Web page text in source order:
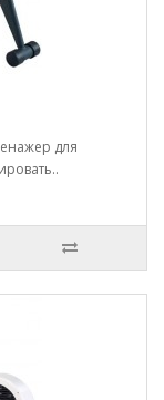
для